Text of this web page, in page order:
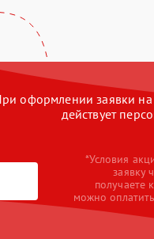
оформлении заявки на
действует
*Условия
заявку
получаете
можно